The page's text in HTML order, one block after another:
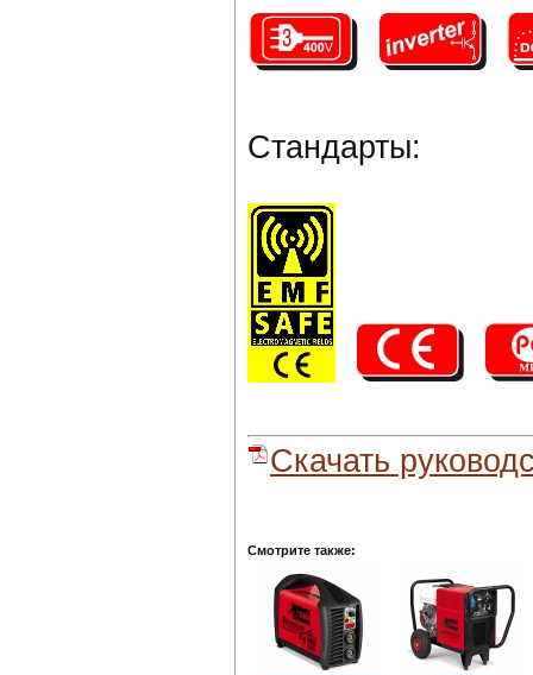
Стандарты:
Скачать
Смотрите также: